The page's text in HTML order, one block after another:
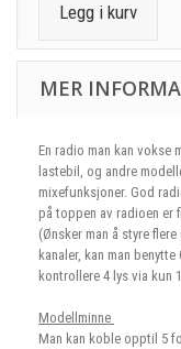
Legg i kurv
MER
En radio man kan vokse
lastebil, og andre
mixefunksjoner. God
på toppen av radioen er
(Ønsker man å styre
kanaler, kan man
kontrollere 4 lys via kun
Modellminne
Man kan koble opptil 5